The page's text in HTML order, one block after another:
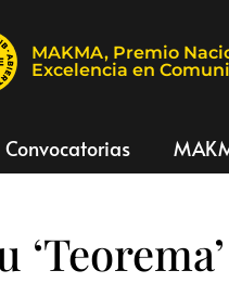
MAKMA, Premio
Excelencia en
Convocatorias